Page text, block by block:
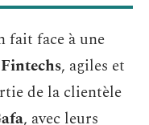
fait face à une
Fintechs, agiles et
de la clientèle
, avec leurs